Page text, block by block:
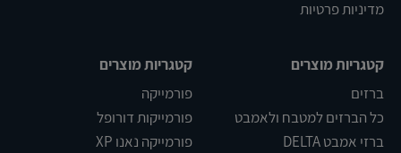
מדיניות פרטיות
קטגריות מוצרים
ברזים
כל הברזים למטבח ולאמבט
ברזי אמבט DELTA
קטגריות מוצרים
פורמייקה
פורמייקות דורופל
פורמייקה נאנו XP